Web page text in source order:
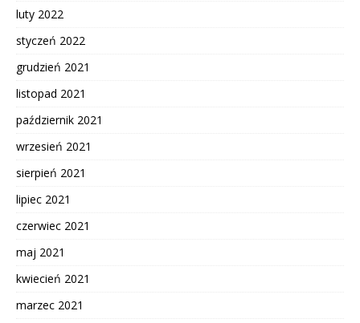
luty 2022
styczeń 2022
grudzień 2021
listopad 2021
październik 2021
wrzesień 2021
sierpień 2021
lipiec 2021
czerwiec 2021
maj 2021
kwiecień 2021
marzec 2021